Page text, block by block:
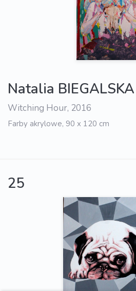
Natalia BIEGALSKA
Witching Hour, 2016
Farby akrylowe, 90 x 120 cm
25